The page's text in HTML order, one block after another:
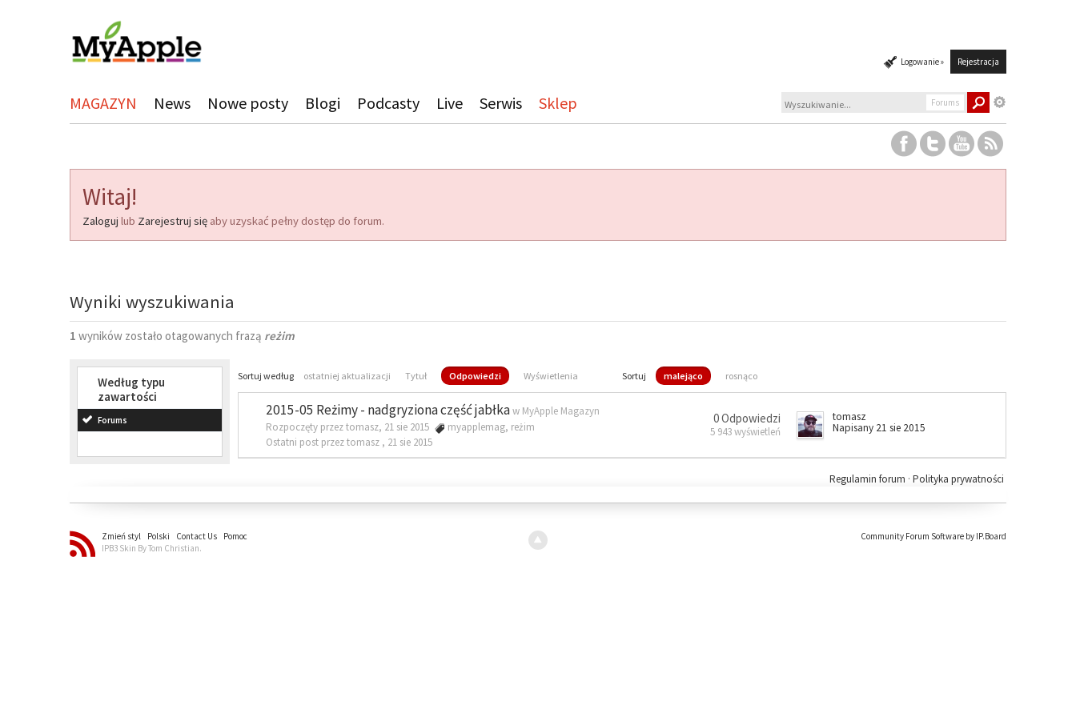
Logowanie » Rejestracja
MAGAZYN News Nowe posty Blogi Podcasty Live Serwis Sklep Forums
Witaj!
Zaloguj lub Zarejestruj się aby uzyskać pełny dostęp do forum.
Wyniki wyszukiwania
1 wyników zostało otagowanych frazą reżim
Według typu
zawartości
Forums
Sortuj według ostatniej aktualizacji Tytuł Odpowiedzi Wyświetlenia Sortuj malejąco rosnąco
2015-05 Reżimy - nadgryziona część jabłkaw MyApple Magazyn
Rozpoczęty przez tomasz, 21 sie 2015
myapplemag, reżim
Ostatni post przez tomasz , 21 sie 2015
0 Odpowiedzi
5 943 wyświetleń
tomasz
Napisany 21 sie 2015
Polityka prywatności
Regulamin forum ·
Zmień styl Polski Contact Us
Pomoc
IPB3 Skin By Tom Christian.
Community Forum Software by IP.Board